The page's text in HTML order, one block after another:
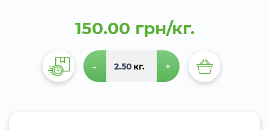
150.00 грн/кг.
- кг. +